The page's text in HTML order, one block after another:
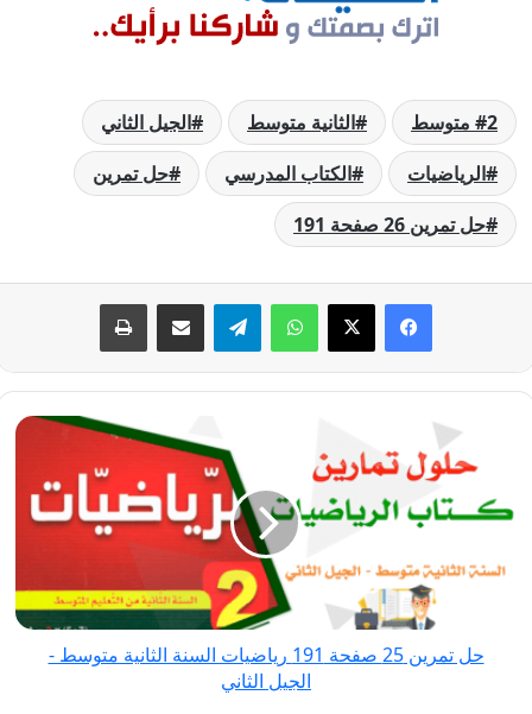
2 متوسط الثانية متوسط
الجيل الثاني
الرياضيات
الكتاب المدرسي
حل تمرين
حل تمرين 26 صفحة 191
فيسبوك
‫X واتسابتيلقراممشاركة عبر البريد طباعة
صفحة
رياضيات
متوسط
حل تمرين 25 صفحة 191 رياضيات السنة الثانية متوسط -
الجيل الثاني